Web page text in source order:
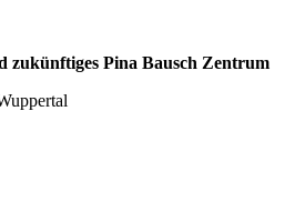
zukünftiges Pina Bausch Zentrum